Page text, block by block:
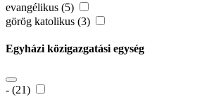
evangélikus (5)
görög katolikus (3)
Egyházi közigazgatási egység
- (21)